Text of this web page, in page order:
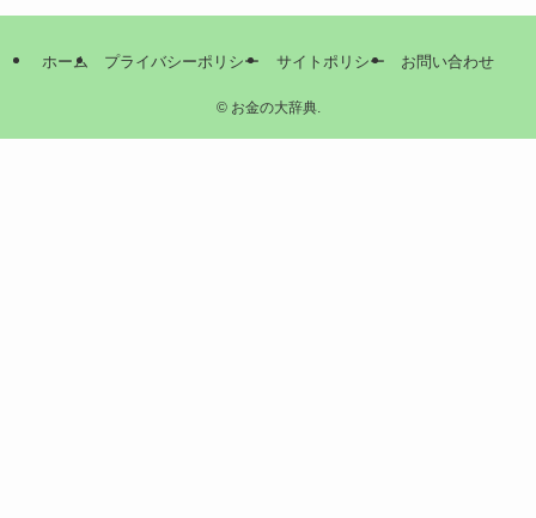
ホーム プライバシーポリシー サイトポリシー お問い合わせ
©お金の大辞典.